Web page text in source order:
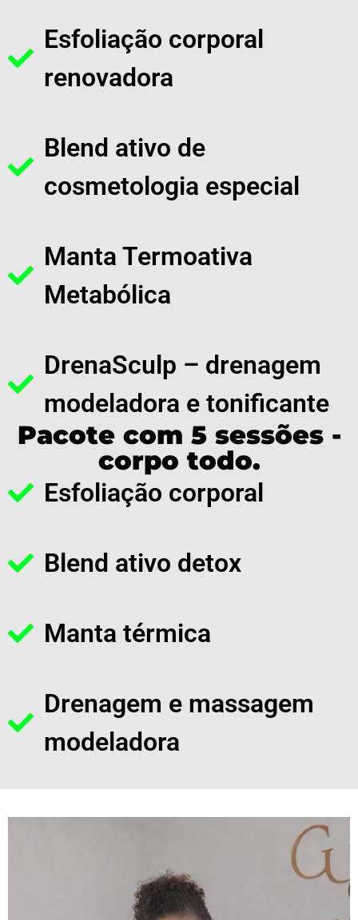
Esfoliação corporal
renovadora
Blend ativo de
cosmetologia especial
Manta Termoativa
Metabólica
DrenaSculp – drenagem
modeladora e tonificante
Pacote com 5 sessões -
corpo todo.
Esfoliação corporal
Blend ativo detox
Manta térmica
Drenagem e massagem
modeladora